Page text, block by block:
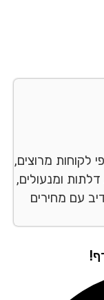
מרוצים,
ומנעולים,
מחירים